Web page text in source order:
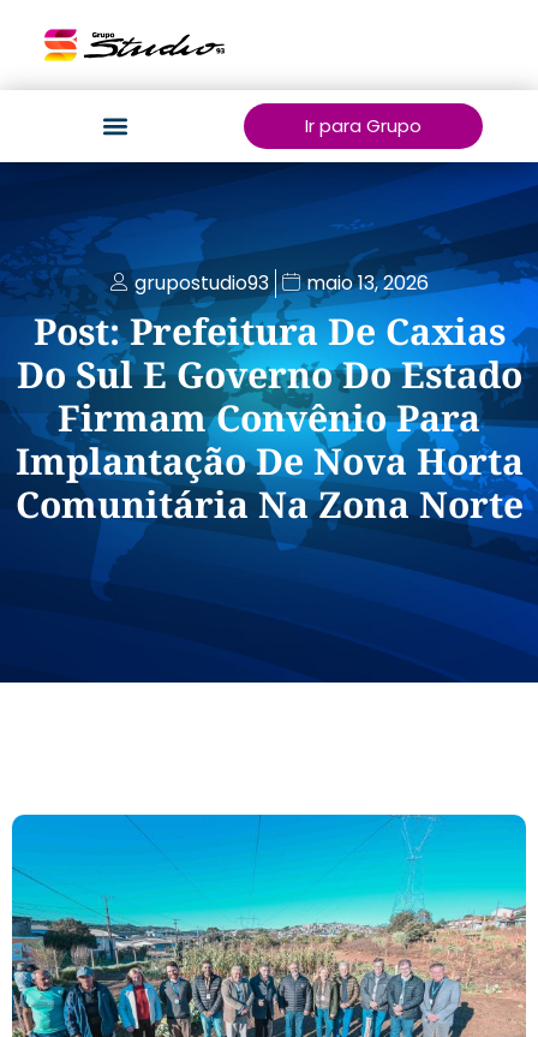
Ir para Grupo
grupostudio93 maio 13, 2026
Post: Prefeitura De Caxias
Do Sul E Governo Do Estado
Firmam Convênio Para
Implantação De Nova Horta
Comunitária Na Zona Norte